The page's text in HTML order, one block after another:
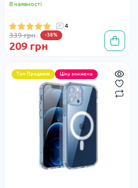
В наявності
4
339 грн -38%
209 грн
Топ Продажів Ціну знижено